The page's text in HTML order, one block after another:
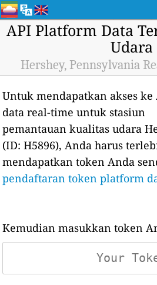
API Platform Data
Udara
Hershey, Pennsylvania
Untuk mendapatkan akses ke
data real-time untuk stasiun
pemantauan kualitas udara
(ID: H5896), Anda harus
mendapatkan token Anda
pendaftaran token platform
Kemudian masukkan token